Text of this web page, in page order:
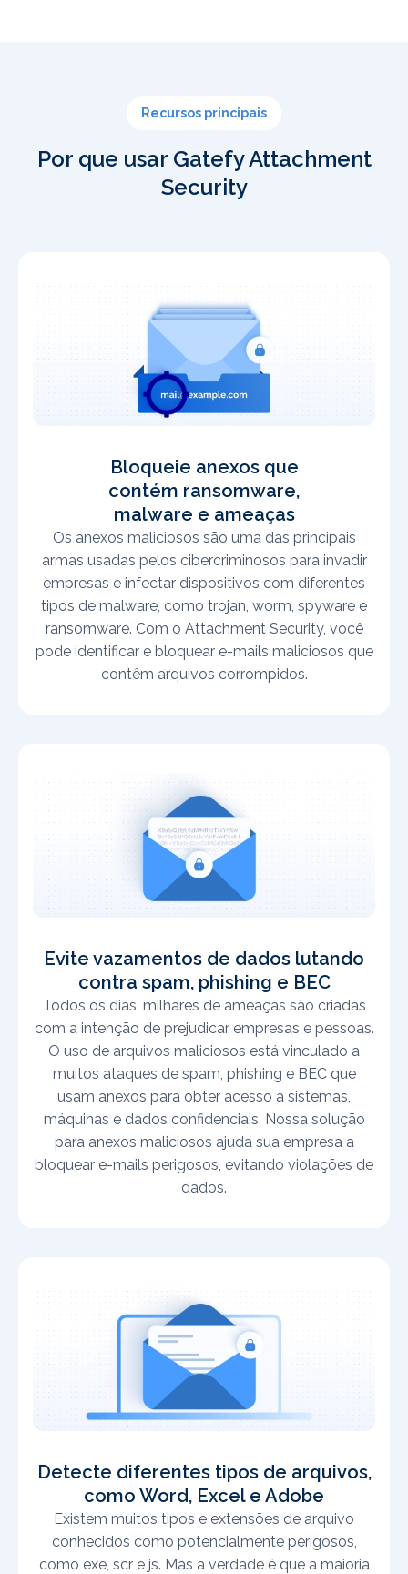
Recursos principais
Por que usar Gatefy Attachment
Security
Bloqueie anexos que
contém ransomware,
malware e ameaças
Os anexos maliciosos são uma das principais
armas usadas pelos cibercriminosos para invadir
empresas e infectar dispositivos com diferentes
tipos de malware, como trojan, worm, spyware e
ransomware. Com o Attachment Security, você
pode identificar e bloquear e-mails maliciosos que
contêm arquivos corrompidos.
Evite vazamentos de dados lutando
contra spam, phishing e BEC
Todos os dias, milhares de ameaças são criadas
com a intenção de prejudicar empresas e pessoas.
O uso de arquivos maliciosos está vinculado a
muitos ataques de spam, phishing e BEC que
usam anexos para obter acesso a sistemas,
máquinas e dados confidenciais. Nossa solução
para anexos maliciosos ajuda sua empresa a
bloquear e-mails perigosos, evitando violações de
dados.
Detecte diferentes tipos de arquivos,
como Word, Excel e Adobe
Existem muitos tipos e extensões de arquivo
conhecidos como potencialmente perigosos,
como exe, scr e js. Mas a verdade é que a maioria